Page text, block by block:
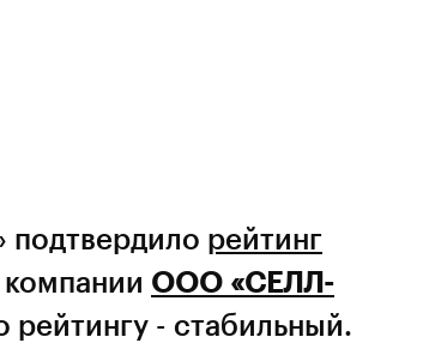
подтвердило рейтинг
ООО «СЕЛЛ-
рейтингу - стабильный.